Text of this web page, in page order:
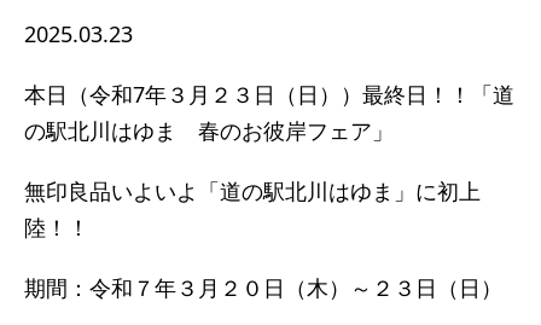
2025.03.23
本日（令和7年３月２３日（日））最終日！！「道
の駅北川はゆま 春のお彼岸フェア」
無印良品いよいよ「道の駅北川はゆま」に初上
陸！！
期間：令和７年３月２０日（木）～２３日（日）